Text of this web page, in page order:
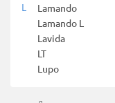
L
Lamando
Lamando L
Lavida
LT
Lupo